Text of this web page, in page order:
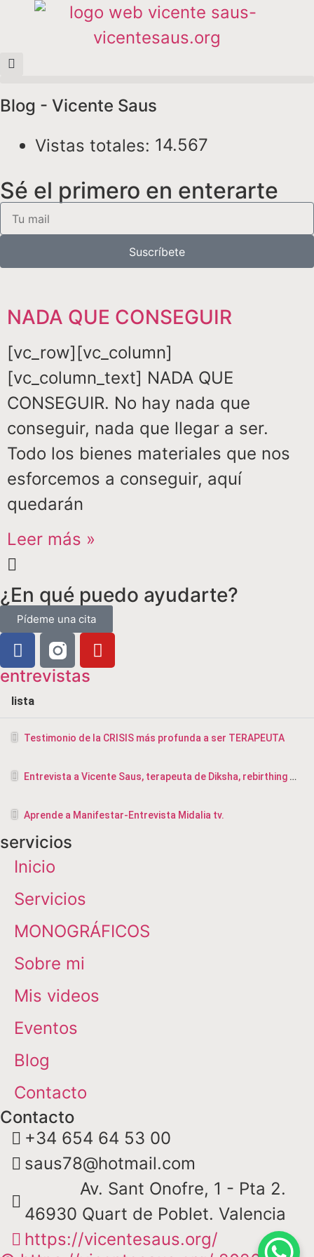
Blog - Vicente Saus
Vistas totales: 14.567
Sé el primero en enterarte
Suscríbete
NADA QUE CONSEGUIR
[vc_row][vc_column]
[vc_column_text] NADA QUE
CONSEGUIR. No hay nada que
conseguir, nada que llegar a ser.
Todo los bienes materiales que nos
esforcemos a conseguir, aquí
quedarán
Leer más »
¿En qué puedo ayudarte?
Pídeme una cita
entrevistas
lista
Testimonio de la CRISIS más profunda a ser TERAPEUTA
Entrevista a Vicente Saus, terapeuta de Diksha, rebirthing y masajista en Valencia
Aprende a Manifestar-Entrevista Midalia tv.
servicios
Inicio
Servicios
MONOGRÁFICOS
Sobre mi
Mis videos
Eventos
Blog
Contacto
Contacto
+34 654 64 53 00
saus78@hotmail.com
Av. Sant Onofre, 1 - Pta 2.
46930 Quart de Poblet. Valencia
https://vicentesaus.org/